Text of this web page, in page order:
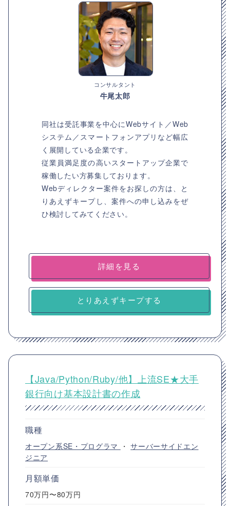
コンサルタント
牛尾太郎
同社は受託事業を中心にWebサイト／Web
システム／スマートフォンアプリなど幅広
く展開している企業です。
従業員満足度の高いスタートアップ企業で
稼働したい方募集しております。
Webディレクター案件をお探しの方は、と
りあえずキープし、案件への申し込みをぜ
ひ検討してみてください。
詳細を見る
とりあえずキープする
【Java/Python/Ruby/他】上流SE★大手
銀行向け基本設計書の作成
職種
オープン系SE・プログラマ ・サーバーサイドエン
ジニア
月額単価
70万円〜80万円